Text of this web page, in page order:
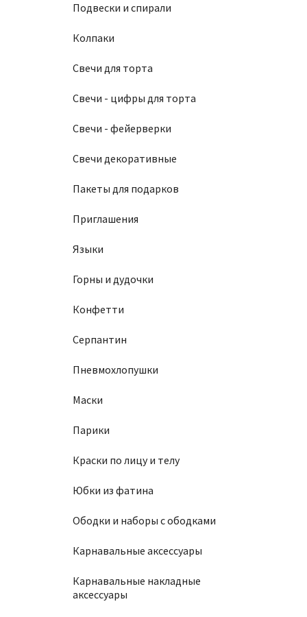
Подвески и спирали
Колпаки
Свечи для торта
Свечи - цифры для торта
Свечи - фейерверки
Свечи декоративные
Пакеты для подарков
Приглашения
Языки
Горны и дудочки
Конфетти
Серпантин
Пневмохлопушки
Маски
Парики
Краски по лицу и телу
Юбки из фатина
Ободки и наборы с ободками
Карнавальные аксессуары
Карнавальные накладные
аксессуары